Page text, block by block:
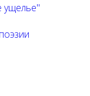
ущелье"